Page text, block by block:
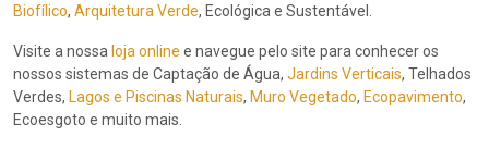
Biofílico, Arquitetura Verde, Ecológica e Sustentável.
Visite a nossa loja online e navegue pelo site para conhecer os
nossos sistemas de Captação de Água, Jardins Verticais, Telhados
Verdes, Lagos e Piscinas Naturais, Muro Vegetado, Ecopavimento,
Ecoesgoto e muito mais.